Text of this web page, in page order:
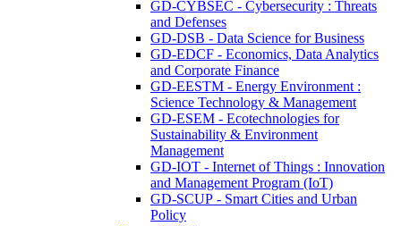
GD-CYBSEC - Cybersecurity : Threats
and Defenses
GD-DSB - Data Science for Business
GD-EDCF - Economics, Data Analytics
and Corporate Finance
GD-EESTM - Energy Environment :
Science Technology & Management
GD-ESEM - Ecotechnologies for
Sustainability & Environment
Management
GD-IOT - Internet of Things : Innovation
and Management Program (IoT)
GD-SCUP - Smart Cities and Urban
Policy